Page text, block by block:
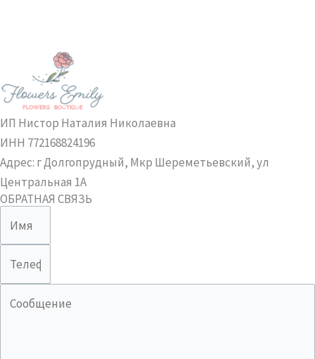
ИП Нистор Наталия Николаевна
ИНН 772168824196
Адрес: г Долгопрудный, Мкр Шереметьевский, ул
Центральная 1А
ОБРАТНАЯ СВЯЗЬ